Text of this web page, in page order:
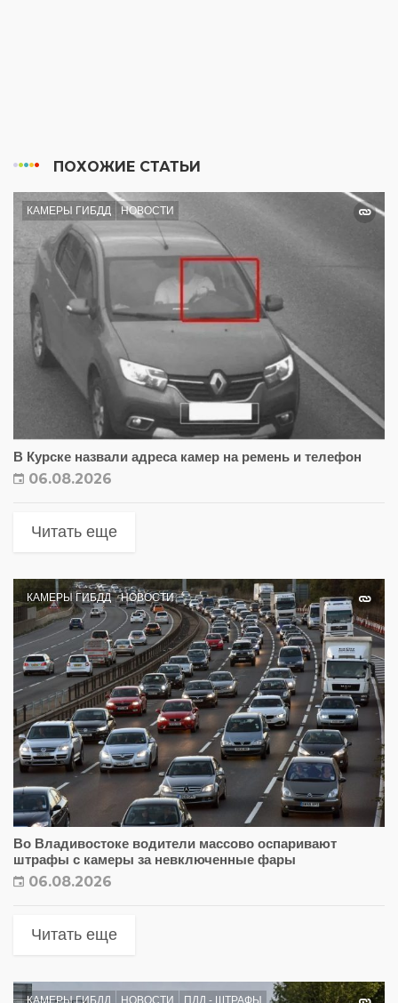
ПОХОЖИЕ СТАТЬИ
КАМЕРЫ ГИБДД НОВОСТИ
В Курске назвали адреса камер на ремень и телефон
06.08.2026
Читать еще
КАМЕРЫ ГИБДД НОВОСТИ
Во Владивостоке водители массово оспаривают
штрафы с камеры за невключенные фары
06.08.2026
Читать еще
КАМЕРЫ ГИБДД НОВОСТИ ПДД - ШТРАФЫ